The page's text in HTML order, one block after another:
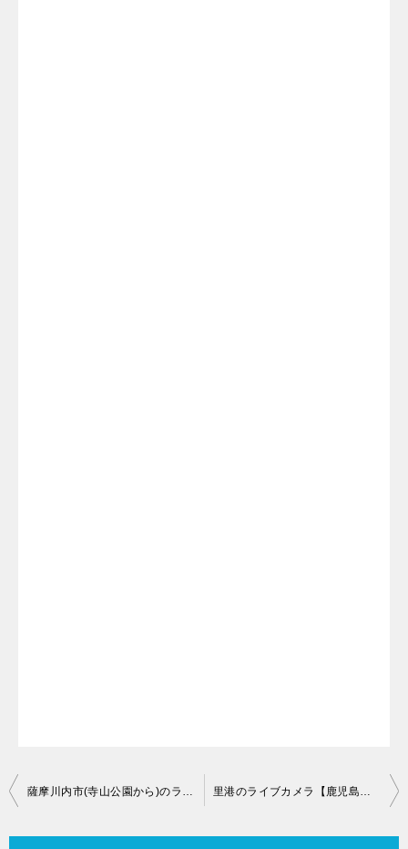
投
薩摩川内市(寺山公園から)のライブカメラ【鹿児島県薩摩川内市天辰町】 里港のライブカメラ【鹿児島県薩摩川内市里町】